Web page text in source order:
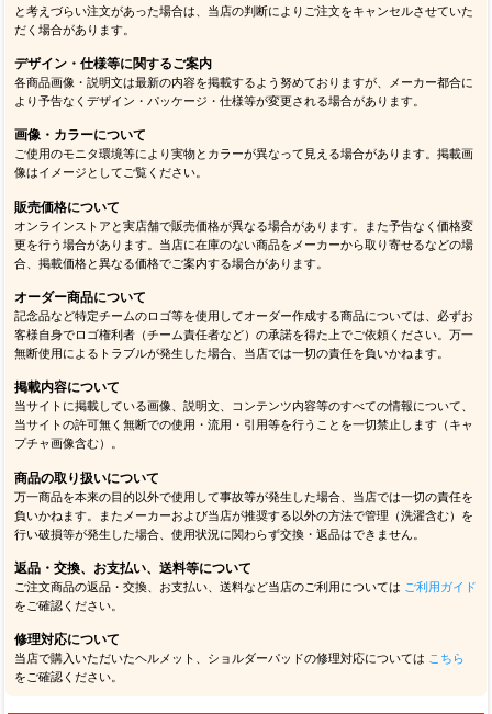
と考えづらい注文があった場合は、当店の判断によりご注文をキャンセルさせていた
だく場合があります。
デザイン・仕様等に関するご案内
各商品画像・説明文は最新の内容を掲載するよう努めておりますが、メーカー都合に
より予告なくデザイン・パッケージ・仕様等が変更される場合があります。
画像・カラーについて
ご使用のモニタ環境等により実物とカラーが異なって見える場合があります。掲載画
像はイメージとしてご覧ください。
販売価格について
オンラインストアと実店舗で販売価格が異なる場合があります。また予告なく価格変
更を行う場合があります。当店に在庫のない商品をメーカーから取り寄せるなどの場
合、掲載価格と異なる価格でご案内する場合があります。
オーダー商品について
記念品など特定チームのロゴ等を使用してオーダー作成する商品については、必ずお
客様自身でロゴ権利者（チーム責任者など）の承諾を得た上でご依頼ください。万一
無断使用によるトラブルが発生した場合、当店では一切の責任を負いかねます。
掲載内容について
当サイトに掲載している画像、説明文、コンテンツ内容等のすべての情報について、
当サイトの許可無く無断での使用・流用・引用等を行うことを一切禁止します（キャ
プチャ画像含む）。
商品の取り扱いについて
万一商品を本来の目的以外で使用して事故等が発生した場合、当店では一切の責任を
負いかねます。またメーカーおよび当店が推奨する以外の方法で管理（洗濯含む）を
行い破損等が発生した場合、使用状況に関わらず交換・返品はできません。
返品・交換、お支払い、送料等について
ご注文商品の返品・交換、お支払い、送料など当店のご利用については ご利用ガイド
をご確認ください。
修理対応について
当店で購入いただいたヘルメット、ショルダーパッドの修理対応については こちら
をご確認ください。